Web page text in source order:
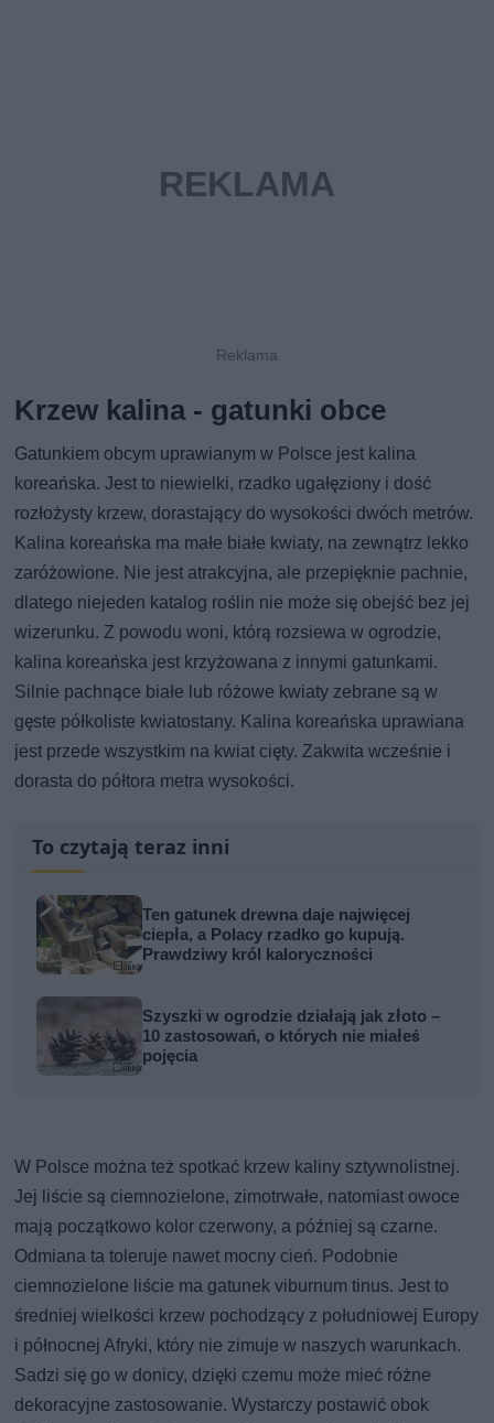
Krzew kalina - gatunki obce
Gatunkiem obcym uprawianym w Polsce jest kalina
koreańska. Jest to niewielki, rzadko ugałęziony i dość
rozłożysty krzew, dorastający do wysokości dwóch metrów.
Kalina koreańska ma małe białe kwiaty, na zewnątrz lekko
zaróżowione. Nie jest atrakcyjna, ale przepięknie pachnie,
dlatego niejeden katalog roślin nie może się obejść bez jej
wizerunku. Z powodu woni, którą rozsiewa w ogrodzie,
kalina koreańska jest krzyżowana z innymi gatunkami.
Silnie pachnące białe lub różowe kwiaty zebrane są w
gęste półkoliste kwiatostany. Kalina koreańska uprawiana
jest przede wszystkim na kwiat cięty. Zakwita wcześnie i
dorasta do półtora metra wysokości.
To czytają teraz inni
Ten gatunek drewna daje najwięcej
ciepła, a Polacy rzadko go kupują.
Prawdziwy król kaloryczności
Szyszki w ogrodzie działają jak złoto –
10 zastosowań, o których nie miałeś
pojęcia
W Polsce można też spotkać krzew kaliny sztywnolistnej.
Jej liście są ciemnozielone, zimotrwałe, natomiast owoce
mają początkowo kolor czerwony, a później są czarne.
Odmiana ta toleruje nawet mocny cień. Podobnie
ciemnozielone liście ma gatunek viburnum tinus. Jest to
średniej wielkości krzew pochodzący z południowej Europy
i północnej Afryki, który nie zimuje w naszych warunkach.
Sadzi się go w donicy, dzięki czemu może mieć różne
dekoracyjne zastosowanie. Wystarczy postawić obok